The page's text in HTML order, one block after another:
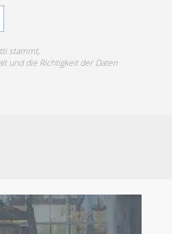
stammt,
und die Richtigkeit der Daten